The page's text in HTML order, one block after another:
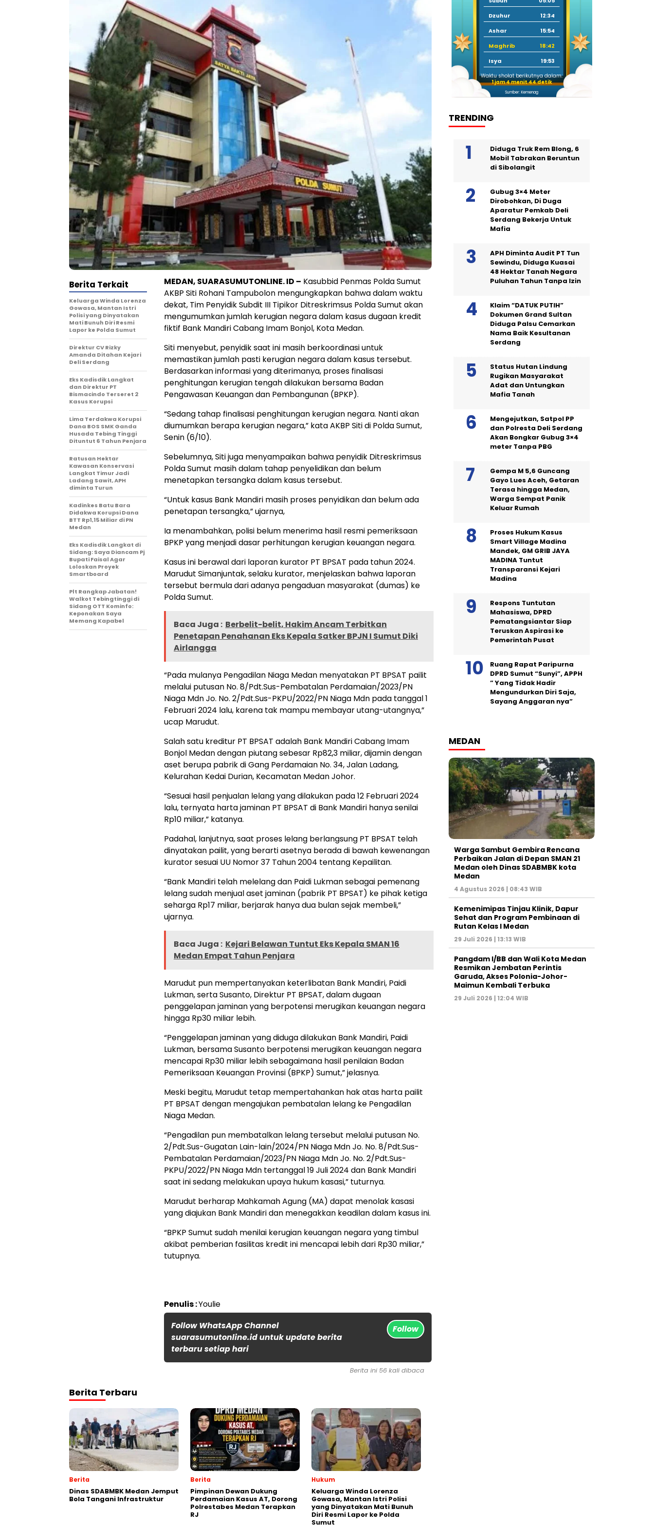
MEDAN, SUARASUMUTONLINE. ID – Kasubbid Penmas Polda Sumut
AKBP Siti Rohani Tampubolon mengungkapkan bahwa dalam waktu
dekat, Tim Penyidik Subdit III Tipikor Ditreskrimsus Polda Sumut akan
mengumumkan jumlah kerugian negara dalam kasus dugaan kredit
fiktif Bank Mandiri Cabang Imam Bonjol, Kota Medan.
Siti menyebut, penyidik saat ini masih berkoordinasi untuk
memastikan jumlah pasti kerugian negara dalam kasus tersebut.
Berdasarkan informasi yang diterimanya, proses finalisasi
penghitungan kerugian tengah dilakukan bersama Badan
Pengawasan Keuangan dan Pembangunan (BPKP).
“Sedang tahap finalisasi penghitungan kerugian negara. Nanti akan
diumumkan berapa kerugian negara,” kata AKBP Siti di Polda Sumut,
Senin (6/10).
Sebelumnya, Siti juga menyampaikan bahwa penyidik Ditreskrimsus
Polda Sumut masih dalam tahap penyelidikan dan belum
menetapkan tersangka dalam kasus tersebut.
“Untuk kasus Bank Mandiri masih proses penyidikan dan belum ada
penetapan tersangka,” ujarnya,
Ia menambahkan, polisi belum menerima hasil resmi pemeriksaan
BPKP yang menjadi dasar perhitungan kerugian keuangan negara.
Kasus ini berawal dari laporan kurator PT BPSAT pada tahun 2024.
Marudut Simanjuntak, selaku kurator, menjelaskan bahwa laporan
tersebut bermula dari adanya pengaduan masyarakat (dumas) ke
Polda Sumut.
Baca Juga : Berbelit-belit, Hakim Ancam Terbitkan
Penetapan Penahanan Eks Kepala Satker BPJN I Sumut Diki
Airlangga
“Pada mulanya Pengadilan Niaga Medan menyatakan PT BPSAT pailit
melalui putusan No. 8/Pdt.Sus-Pembatalan Perdamaian/2023/PN
Niaga Mdn Jo. No. 2/Pdt.Sus-PKPU/2022/PN Niaga Mdn pada tanggal 1
Februari 2024 lalu, karena tak mampu membayar utang-utangnya,”
ucap Marudut.
Salah satu kreditur PT BPSAT adalah Bank Mandiri Cabang Imam
Bonjol Medan dengan piutang sebesar Rp82,3 miliar, dijamin dengan
aset berupa pabrik di Gang Perdamaian No. 34, Jalan Ladang,
Kelurahan Kedai Durian, Kecamatan Medan Johor.
“Sesuai hasil penjualan lelang yang dilakukan pada 12 Februari 2024
lalu, ternyata harta jaminan PT BPSAT di Bank Mandiri hanya senilai
Rp10 miliar,” katanya.
Padahal, lanjutnya, saat proses lelang berlangsung PT BPSAT telah
dinyatakan pailit, yang berarti asetnya berada di bawah kewenangan
kurator sesuai UU Nomor 37 Tahun 2004 tentang Kepailitan.
“Bank Mandiri telah melelang dan Paidi Lukman sebagai pemenang
lelang sudah menjual aset jaminan (pabrik PT BPSAT) ke pihak ketiga
seharga Rp17 miliar, berjarak hanya dua bulan sejak membeli,”
ujarnya.
Baca Juga : Kejari Belawan Tuntut Eks Kepala SMAN 16
Medan Empat Tahun Penjara
Marudut pun mempertanyakan keterlibatan Bank Mandiri, Paidi
Lukman, serta Susanto, Direktur PT BPSAT, dalam dugaan
penggelapan jaminan yang berpotensi merugikan keuangan negara
hingga Rp30 miliar lebih.
“Penggelapan jaminan yang diduga dilakukan Bank Mandiri, Paidi
Lukman, bersama Susanto berpotensi merugikan keuangan negara
mencapai Rp30 miliar lebih sebagaimana hasil penilaian Badan
Pemeriksaan Keuangan Provinsi (BPKP) Sumut,” jelasnya.
Meski begitu, Marudut tetap mempertahankan hak atas harta pailit
PT BPSAT dengan mengajukan pembatalan lelang ke Pengadilan
Niaga Medan.
“Pengadilan pun membatalkan lelang tersebut melalui putusan No.
2/Pdt.Sus-Gugatan Lain-lain/2024/PN Niaga Mdn Jo. No. 8/Pdt.Sus-
Pembatalan Perdamaian/2023/PN Niaga Mdn Jo. No. 2/Pdt.Sus-
PKPU/2022/PN Niaga Mdn tertanggal 19 Juli 2024 dan Bank Mandiri
saat ini sedang melakukan upaya hukum kasasi,” tuturnya.
Marudut berharap Mahkamah Agung (MA) dapat menolak kasasi
yang diajukan Bank Mandiri dan menegakkan keadilan dalam kasus ini.
“BPKP Sumut sudah menilai kerugian keuangan negara yang timbul
akibat pemberian fasilitas kredit ini mencapai lebih dari Rp30 miliar,”
tutupnya.
Penulis :Youlie
Follow WhatsApp Channel
suarasumutonline.id untuk update berita
terbaru setiap hari
Follow
Berita Terkait
Keluarga Winda Lorenza
Gowasa, Mantan Istri
Polisi yang Dinyatakan
Mati Bunuh Diri Resmi
Lapor ke Polda Sumut
Direktur CV Rizky
Amanda Ditahan Kejari
Deli Serdang
Eks Kadisdik Langkat
dan Direktur PT
Bismacindo Terseret 2
Kasus Korupsi
Lima Terdakwa Korupsi
Dana BOS SMK Ganda
Husada Tebing Tinggi
Dituntut 6 Tahun Penjara
Ratusan Hektar
Kawasan Konservasi
Langkat Timur Jadi
Ladang Sawit, APH
diminta Turun
Kadinkes Batu Bara
Didakwa Korupsi Dana
BTT Rp1,15 Miliar di PN
Medan
Eks Kadisdik Langkat di
Sidang: Saya Diancam Pj
Bupati Faisal Agar
Loloskan Proyek
Smartboard
Plt Rangkap Jabatan!
Walkot Tebingtinggi di
Sidang OTT Kominfo:
Keponakan Saya
Memang Kapabel
Berita ini 56 kali dibaca
Berita Terbaru
Berita
Dinas SDABMBK Medan Jemput
Bola Tangani Infrastruktur
Berita
Pimpinan Dewan Dukung
Perdamaian Kasus AT, Dorong
Polrestabes Medan Terapkan
RJ
Hukum
Keluarga Winda Lorenza
Gowasa, Mantan Istri Polisi
yang Dinyatakan Mati Bunuh
Diri Resmi Lapor ke Polda
Sumut
Dzuhur
12:34
Ashar
15:54
Maghrib
18:42
Isya
19:53
Waktu sholat berikutnya dalam:
1 jam 4 menit 43 detik
Sumber: Kemenag
TRENDING
Diduga Truk Rem Blong, 6
Mobil Tabrakan Beruntun
di Sibolangit
Gubug 3×4 Meter
Dirobohkan, Di Duga
Aparatur Pemkab Deli
Serdang Bekerja Untuk
Mafia
APH Diminta Audit PT Tun
Sewindu, Diduga Kuasai
48 Hektar Tanah Negara
Puluhan Tahun Tanpa Izin
Klaim “DATUK PUTIH”
Dokumen Grand Sultan
Diduga Palsu Cemarkan
Nama Baik Kesultanan
Serdang
Status Hutan Lindung
Rugikan Masyarakat
Adat dan Untungkan
Mafia Tanah
Mengejutkan, Satpol PP
dan Polresta Deli Serdang
Akan Bongkar Gubug 3×4
meter Tanpa PBG
Gempa M 5,6 Guncang
Gayo Lues Aceh, Getaran
Terasa hingga Medan,
Warga Sempat Panik
Keluar Rumah
Proses Hukum Kasus
Smart Village Madina
Mandek, GM GRIB JAYA
MADINA Tuntut
Transparansi Kejari
Madina
Respons Tuntutan
Mahasiswa, DPRD
Pematangsiantar Siap
Teruskan Aspirasi ke
Pemerintah Pusat
Ruang Rapat Paripurna
DPRD Sumut “Sunyi”, APPH
” Yang Tidak Hadir
Mengundurkan Diri Saja,
Sayang Anggaran nya”
MEDAN
Warga Sambut Gembira Rencana
Perbaikan Jalan di Depan SMAN 21
Medan oleh Dinas SDABMBK kota
Medan
4 Agustus 2026 | 08:43 WIB
Kemenimipas Tinjau Klinik, Dapur
Sehat dan Program Pembinaan di
Rutan Kelas I Medan
29 Juli 2026 | 13:13 WIB
Pangdam I/BB dan Wali Kota Medan
Resmikan Jembatan Perintis
Garuda, Akses Polonia-Johor-
Maimun Kembali Terbuka
29 Juli 2026 | 12:04 WIB